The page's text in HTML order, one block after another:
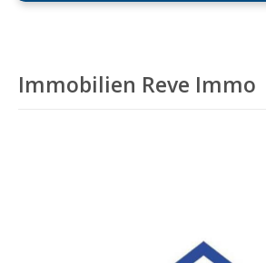
Immobilien Reve Immo